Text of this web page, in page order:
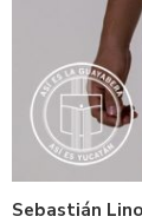
Sebastián
Azul Cielo
Azul Marino
Beige
Café
Hueso